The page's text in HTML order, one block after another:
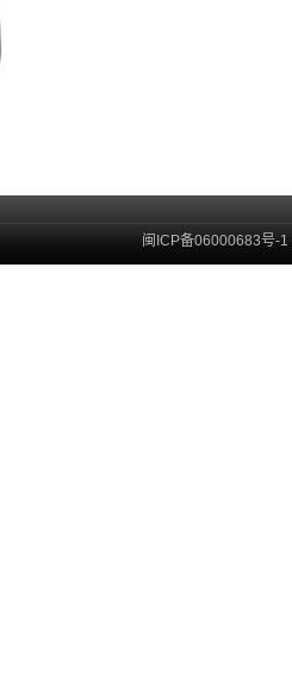
闽ICP备06000683号-1